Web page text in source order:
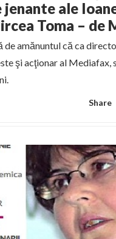
ale
Toma – de
de amănuntul că ca
şi acţionar al
Share